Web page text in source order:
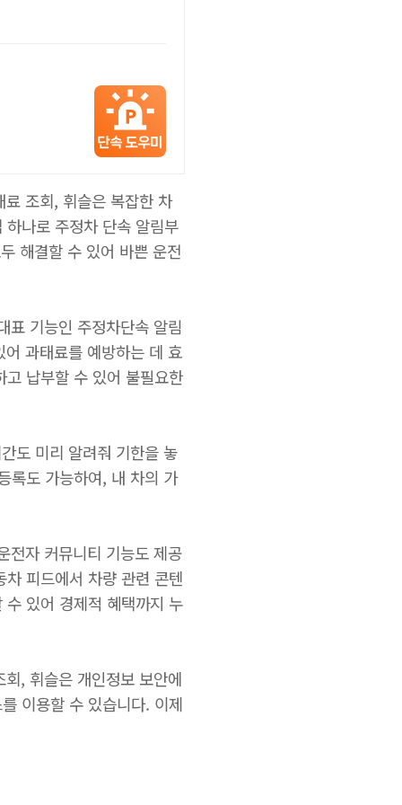
조회, 휘슬은 복잡한 차
나로 주정차 단속 알림부
해결할 수 있어 바쁜 운전
표 기능인 주정차단속 알림
과태료를 예방하는 데 효
납부할 수 있어 불필요한
도 미리 알려줘 기한을 놓
록도 가능하여, 내 차의 가
전자 커뮤니티 기능도 제공
피드에서 차량 관련 콘텐
있어 경제적 혜택까지 누
, 휘슬은 개인정보 보안에
이용할 수 있습니다. 이제